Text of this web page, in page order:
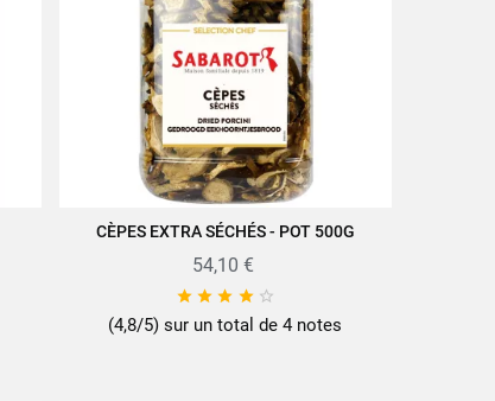
AJOUTER AU PANIER
CÈPES EXTRA SÉCHÉS - POT 500G
54,10 €
    
(4,8/5) sur un total de 4 notes